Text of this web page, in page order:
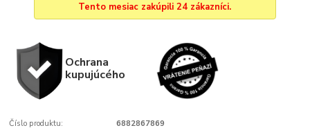
Tento mesiac zakúpili 24 zákazníci.
Ochrana
kupujúcého
Číslo produktu: 6882867869